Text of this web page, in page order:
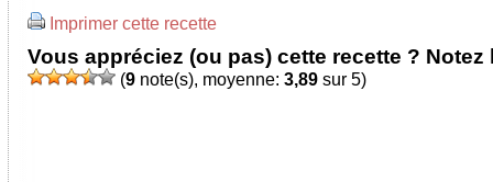
Imprimer cette recette
Vous appréciez (ou pas) cette recette ? Notez
(9 note(s), moyenne: 3,89 sur 5)